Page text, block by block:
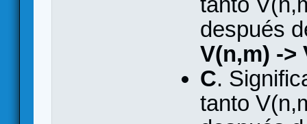
después
V(n,m) ->
C.
tanto